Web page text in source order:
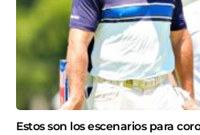
Estos son los escenarios para